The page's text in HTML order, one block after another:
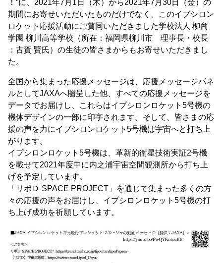
！”に、2021年7月1日（木）から2021年7月30日（金）の
期間にお寄せいただいたものだけでなく、このイプシロン
ロケット応援活動にご賛同いただきました学校法人 柳商
学園 柳川高等学校（所在：福岡県柳川市 理事長・校長
：古賀 賢氏）の生徒の皆さまからもお寄せいただきまし
た。
全国から集まった応援メッセージは、応援メッセージパネ
ルとしてJAXAへ贈呈した他、すべての応援メッセージを
データでお届けし、これらはイプシロンロケット5号機の
機体デザインの一部に印字されます。そして、皆さまの応
援の声を力にイプシロンロケット5号機は宇宙へと打ち上
がります。
イプシロンロケット5号機は、革新的衛星技術実証2号機
を載せて2021年度中に内之浦宇宙空間観測所から打ち上
げを予定しています。
「リポＤ SPACE PROJECT」を通じて集まった多くの方
々の応援の声をお届けし、イプシロンロケット5号機の打
ち上げ成功を祈願しています。